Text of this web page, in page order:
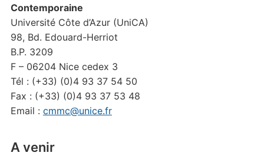
Contemporaine
Université Côte d’Azur (UniCA)
98, Bd. Edouard-Herriot
B.P. 3209
F – 06204 Nice cedex 3
Tél : (+33) (0)4 93 37 54 50
Fax : (+33) (0)4 93 37 53 48
Email : cmmc@unice.fr
A venir